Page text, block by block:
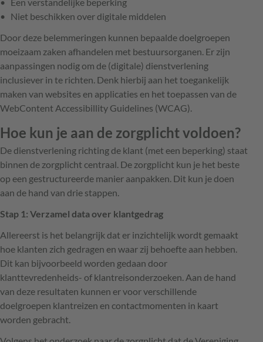
Een verstandelijke beperking
Niet beschikken over digitale middelen
Door deze belemmeringen kunnen bepaalde doelgroepen
moeizaam zaken afhandelen met bestuursorganen. Er zijn
aanpassingen nodig om de (digitale) dienstverlening
inclusiever in te richten. Denk hierbij aan het toegankelijk
maken van websites en applicaties en het toepassen van de
WebContent Accessibillity Guidelines (WCAG).
Hoe kun je aan de zorgplicht voldoen?
De dienstverlening richting de klant (met een beperking) staat
binnen de zorgplicht centraal. De zorgplicht kun je het beste
op een gestructureerde manier aanpakken. Dit kun je doen
aan de hand van drie stappen.
Stap 1: Verzamel data over klantgedrag
Allereerst is het belangrijk dat er inzichtelijk wordt gemaakt
hoe klanten zich gedragen en waar zij behoefte aan hebben.
Dit kan bijvoorbeeld worden gedaan door
klanttevredenheids- of klantreisonderzoeken. Aan de hand
van deze resultaten kunnen er voor verschillende
doelgroepen klantreizen en contactmomenten in kaart
worden gebracht.